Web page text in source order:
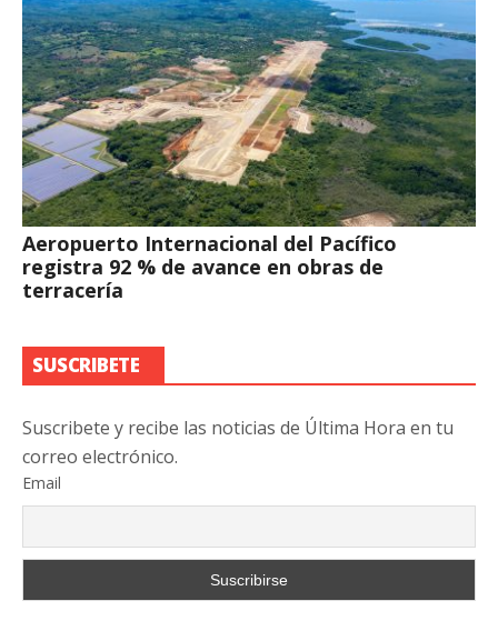
Aeropuerto Internacional del Pacífico
registra 92 % de avance en obras de
terracería
SUSCRIBETE
Suscribete y recibe las noticias de Última Hora en tu
correo electrónico.
Email